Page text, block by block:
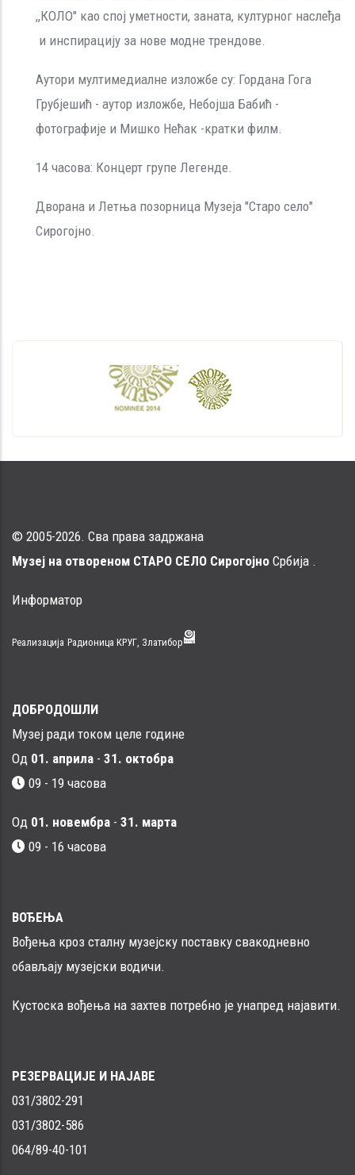
,,КОЛО" као спој уметности, заната, културног наслеђа
и инспирацију за нове модне трендове.
Аутори мултимедиалне изложбе су: Гордана Гога
Грубјешић - аутор изложбе, Небојша Бабић -
фотографије и Мишко Нећак -кратки филм.
14 часова: Концерт групе Легенде.
Дворана и Летња позорница Музеја "Старо село"
Сирогојно.
© 2005-2026. Сва права задржана
Музеј на отвореном СТАРО СЕЛО Сирогојно Србија .
Информатор
Реализација Радионица КРУГ, Златибор
ДОБРОДОШЛИ
Музеј ради током целе године
Од 01. априла - 31. октобра
09 - 19 часова
Од 01. новембра - 31. марта
09 - 16 часовa
ВОЂЕЊА
Вођења кроз сталну музејску поставку свакодневно
обављају музејски водичи.
Кустоска вођења на захтев потребно је унапред најавити.
РЕЗЕРВАЦИЈЕ И НАЈАВЕ
031/3802-291
031/3802-586
064/89-40-101